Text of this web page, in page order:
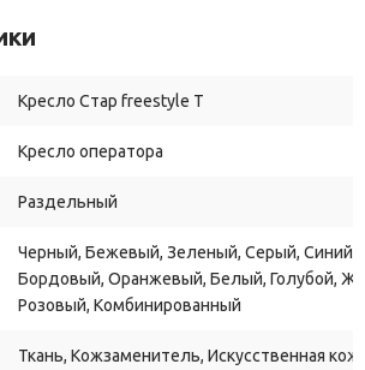
Кресло Стар freestyle Т
Кресло оператора
Раздельный
Черный, Бежевый, Зеленый, Серый, Синий,
Бордовый, Оранжевый, Белый, Голубой,
Розовый, Комбинированный
Ткань, Кожзаменитель, Искусственная